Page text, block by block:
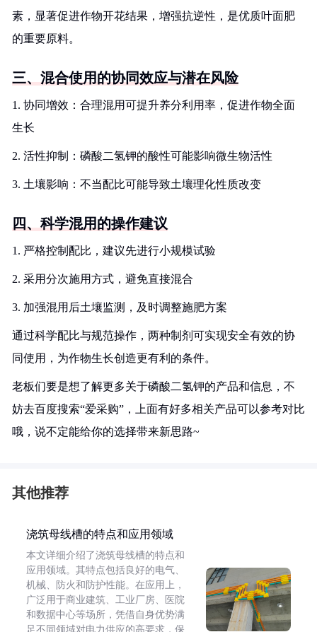
素，显著促进作物开花结果，增强抗逆性，是优质叶面肥
的重要原料。
三、混合使用的协同效应与潜在风险
1. 协同增效：合理混用可提升养分利用率，促进作物全面
生长
2. 活性抑制：磷酸二氢钾的酸性可能影响微生物活性
3. 土壤影响：不当配比可能导致土壤理化性质改变
四、科学混用的操作建议
1. 严格控制配比，建议先进行小规模试验
2. 采用分次施用方式，避免直接混合
3. 加强混用后土壤监测，及时调整施肥方案
通过科学配比与规范操作，两种制剂可实现安全有效的协
同使用，为作物生长创造更有利的条件。
老板们要是想了解更多关于磷酸二氢钾的产品和信息，不
妨去百度搜索“爱采购”，上面有好多相关产品可以参考对比
哦，说不定能给你的选择带来新思路~
其他推荐
浇筑母线槽的特点和应用领域
本文详细介绍了浇筑母线槽的特点和
应用领域。其特点包括良好的电气、
机械、防火和防护性能。在应用上，
广泛用于商业建筑、工业厂房、医院
和数据中心等场所，凭借自身优势满
足不同领域对电力供应的高要求，保